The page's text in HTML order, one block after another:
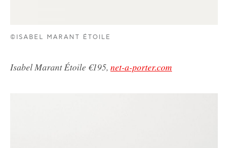
©ISABEL MARANT ÉTOILE
Isabel Marant Étoile €195, net-a-porter.com